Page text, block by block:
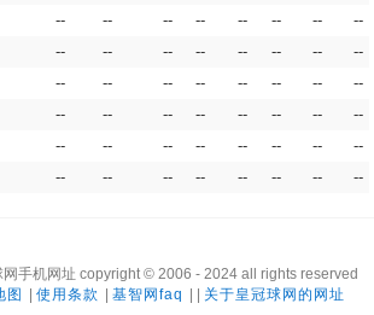
-- -- -- -- -- -- --
--
-- -- -- -- -- -- --
--
-- -- -- -- -- -- --
--
-- -- -- -- -- -- --
--
-- -- -- -- -- -- --
--
-- -- -- -- -- -- -- --
网手机网址 copyright © 2006 - 2024 all rights reserved
图
使用条款 基智网faq 关于皇冠球网的网址